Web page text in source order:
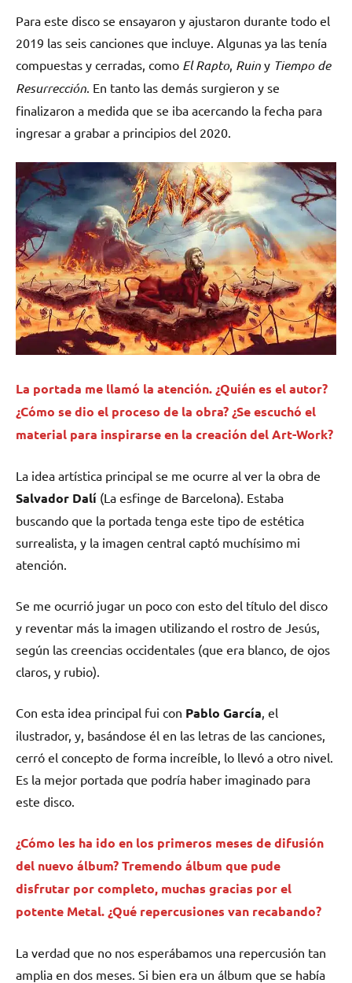
Para este disco se ensayaron y ajustaron durante todo el
2019 las seis canciones que incluye. Algunas ya las tenía
compuestas y cerradas, como El Rapto, Ruin y Tiempo de
Resurrección . En tanto las demás surgieron y se
finalizaron a medida que se iba acercando la fecha para
ingresar a grabar a principios del 2020.
La portada me llamó la atención. ¿Quién es el autor?
¿Cómo se dio el proceso de la obra? ¿Se escuchó el
material para inspirarse en la creación del Art-Work?
La idea artística principal se me ocurre al ver la obra de
Salvador Dalí (La esfinge de Barcelona). Estaba
buscando que la portada tenga este tipo de estética
surrealista, y la imagen central captó muchísimo mi
atención.
Se me ocurrió jugar un poco con esto del título del disco
y reventar más la imagen utilizando el rostro de Jesús,
según las creencias occidentales (que era blanco, de ojos
claros, y rubio).
Con esta idea principal fui con Pablo García , el
ilustrador, y, basándose él en las letras de las canciones,
cerró el concepto de forma increíble, lo llevó a otro nivel.
Es la mejor portada que podría haber imaginado para
este disco.
¿Cómo les ha ido en los primeros meses de difusión
del nuevo álbum? Tremendo álbum que pude
disfrutar por completo, muchas gracias por el
potente Metal. ¿Qué repercusiones van recabando?
La verdad que no nos esperábamos una repercusión tan
amplia en dos meses. Si bien era un álbum que se había